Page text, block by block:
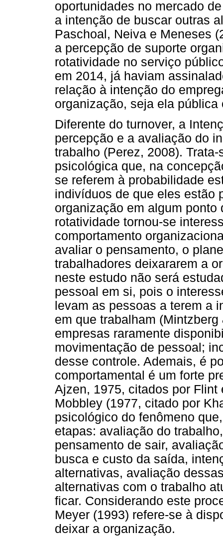
oportunidades no mercado
a intenção de buscar outras
Paschoal, Neiva e Meneses
a percepção de suporte
rotatividade no serviço
em 2014, já haviam
relação à intenção do
organização, seja ela pública
Diferente do turnover, a
percepção e a avaliação do
trabalho (Perez, 2008).
psicológica que, na
se referem à probabilidade
indivíduos de que eles estão
organização em algum ponto
rotatividade tornou-se
comportamento
avaliar o pensamento, o
trabalhadores deixararem a
neste estudo não será
pessoal em si, pois o
levam as pessoas a terem a
em que trabalham
empresas raramente
movimentação de pessoal;
desse controle. Ademais, é
comportamental é um forte
Ajzen, 1975, citados por
Mobbley (1977, citado por
psicológico do fenômeno
etapas: avaliação do
pensamento de sair,
busca e custo da saída,
alternativas, avaliação
alternativas com o trabalho
ficar. Considerando este
Meyer (1993) refere-se à
deixar a organização.